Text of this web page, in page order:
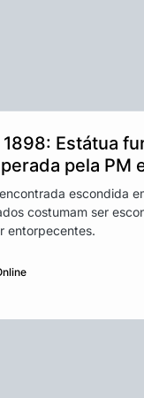
Estátua
pela PM
escondida
costumam ser
entorpecentes.